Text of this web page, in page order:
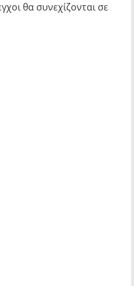
θα συνεχίζονται σε